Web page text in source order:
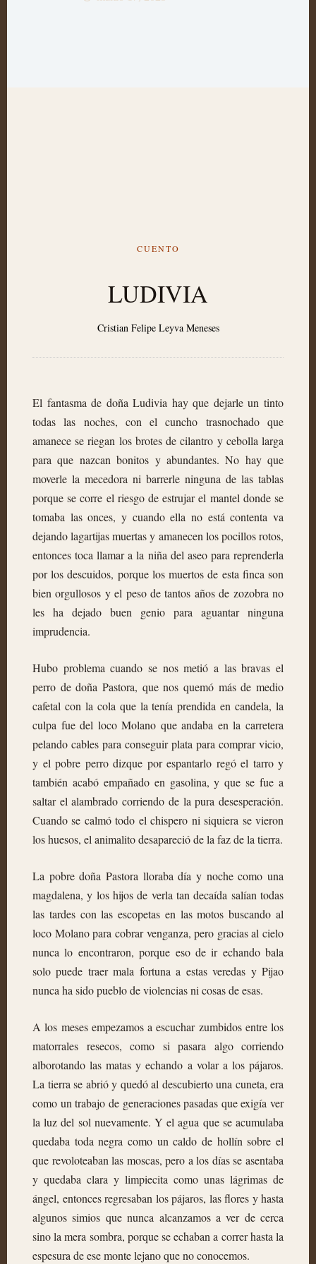
CUENTO
LUDIVIA
Cristian Felipe Leyva Meneses
El fantasma de doña Ludivia hay que dejarle un tinto
todas las noches, con el cuncho trasnochado que
amanece se riegan los brotes de cilantro y cebolla larga
para que nazcan bonitos y abundantes. No hay que
moverle la mecedora ni barrerle ninguna de las tablas
porque se corre el riesgo de estrujar el mantel donde se
tomaba las onces, y cuando ella no está contenta va
dejando lagartijas muertas y amanecen los pocillos rotos,
entonces toca llamar a la niña del aseo para reprenderla
por los descuidos, porque los muertos de esta finca son
bien orgullosos y el peso de tantos años de zozobra no
les ha dejado buen genio para aguantar ninguna
imprudencia.
Hubo problema cuando se nos metió a las bravas el
perro de doña Pastora, que nos quemó más de medio
cafetal con la cola que la tenía prendida en candela, la
culpa fue del loco Molano que andaba en la carretera
pelando cables para conseguir plata para comprar vicio,
y el pobre perro dizque por espantarlo regó el tarro y
también acabó empañado en gasolina, y que se fue a
saltar el alambrado corriendo de la pura desesperación.
Cuando se calmó todo el chispero ni siquiera se vieron
los huesos, el animalito desapareció de la faz de la tierra.
La pobre doña Pastora lloraba día y noche como una
magdalena, y los hijos de verla tan decaída salían todas
las tardes con las escopetas en las motos buscando al
loco Molano para cobrar venganza, pero gracias al cielo
nunca lo encontraron, porque eso de ir echando bala
solo puede traer mala fortuna a estas veredas y Pijao
nunca ha sido pueblo de violencias ni cosas de esas.
A los meses empezamos a escuchar zumbidos entre los
matorrales resecos, como si pasara algo corriendo
alborotando las matas y echando a volar a los pájaros.
La tierra se abrió y quedó al descubierto una cuneta, era
como un trabajo de generaciones pasadas que exigía ver
la luz del sol nuevamente. Y el agua que se acumulaba
quedaba toda negra como un caldo de hollín sobre el
que revoloteaban las moscas, pero a los días se asentaba
y quedaba clara y limpiecita como unas lágrimas de
ángel, entonces regresaban los pájaros, las flores y hasta
algunos simios que nunca alcanzamos a ver de cerca
sino la mera sombra, porque se echaban a correr hasta la
espesura de ese monte lejano que no conocemos.